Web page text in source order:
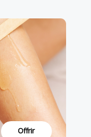
Offrir